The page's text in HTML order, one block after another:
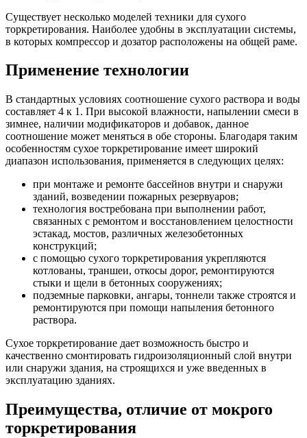
Существует несколько моделей техники для сухого
торкретирования. Наиболее удобны в эксплуатации системы,
в которых компрессор и дозатор расположены на общей раме.
Применение технологии
В стандартных условиях соотношение сухого раствора и воды
составляет 4 к 1. При высокой влажности, напылении смеси в
зимнее, наличии модификаторов и добавок, данное
соотношение может меняться в обе стороны. Благодаря таким
особенностям сухое торкретирование имеет широкий
диапазон использования, применяется в следующих целях:
при монтаже и ремонте бассейнов внутри и снаружи
зданий, возведении пожарных резервуаров;
технология востребована при выполнении работ,
связанных с ремонтом и восстановлением целостности
эстакад, мостов, различных железобетонных
конструкций;
с помощью сухого торкретирования укрепляются
котлованы, траншеи, откосы дорог, ремонтируются
стыки и щели в бетонных сооружениях;
подземные парковки, ангары, тоннели также строятся и
ремонтируются при помощи напыления бетонного
раствора.
Сухое торкретирование дает возможность быстро и
качественно смонтировать гидроизоляционный слой внутри
или снаружи здания, на строящихся и уже введенных в
эксплуатацию зданиях.
Преимущества, отличие от мокрого
торкретирования